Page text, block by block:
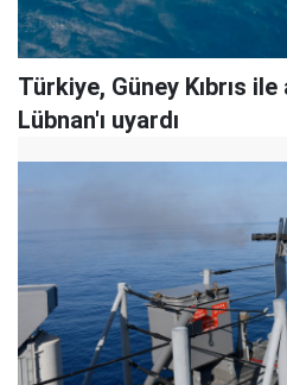
Türkiye, Güney Kıbrıs
Lübnan'ı uyardı